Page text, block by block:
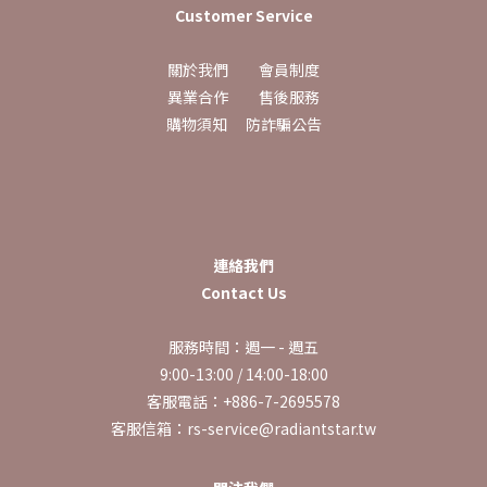
Customer Service
關於我們
會員制度
異業合作
售後服務
購物須知
防詐騙公告
連絡我們
Contact Us
服務時間：週一 - 週五
9:00-13:00 / 14:00-18:00
客服電話：+886-7-2695578
客服信箱：rs-service@radiantstar.tw